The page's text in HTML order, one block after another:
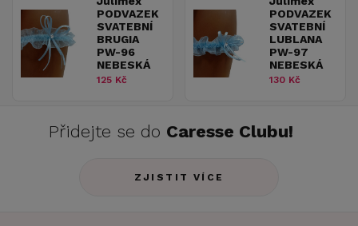
PODVAZEK
SVATEBNÍ
BRUGIA
PW-96
NEBESKÁ
125 Kč
PODVAZEK
SVATEBNÍ
LUBLANA
PW-97
NEBESKÁ
130 Kč
Přidejte se do Caresse Clubu!
ZJISTIT VÍCE